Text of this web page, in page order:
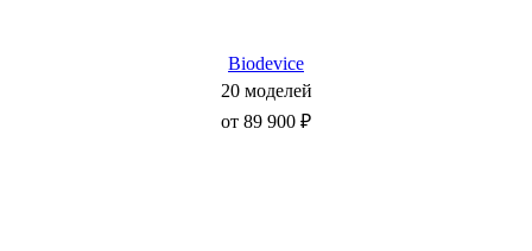
Biodevice
20 моделей
от 89 900 ₽